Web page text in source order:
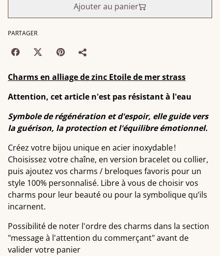
Ajouter au panier
PARTAGER
Charms en alliage de zinc Etoile de mer strass
Attention, cet article n'est pas résistant à l'eau
Symbole de régénération et d'espoir, elle guide vers
la guérison, la protection et l'équilibre émotionnel.
Créez votre bijou unique en acier inoxydable !
Choisissez votre chaîne, en version bracelet ou collier,
puis ajoutez vos charms / breloques favoris pour un
style 100% personnalisé. Libre à vous de choisir vos
charms pour leur beauté ou pour la symbolique qu’ils
incarnent.
Possibilité de noter l'ordre des charms dans la section
"message à l'attention du commerçant" avant de
valider votre panier